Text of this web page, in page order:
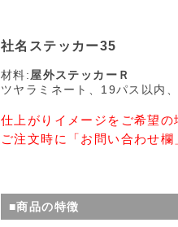
社名ステッカー35
材料:屋外ステッカーＲ
ツヤラミネート、19パス以内
仕上がりイメージをご希望の
ご注文時に「お問い合わせ
■商品の特徴